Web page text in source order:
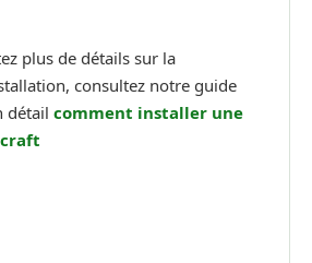
plus de détails sur la
consultez notre guide
détail comment installer une